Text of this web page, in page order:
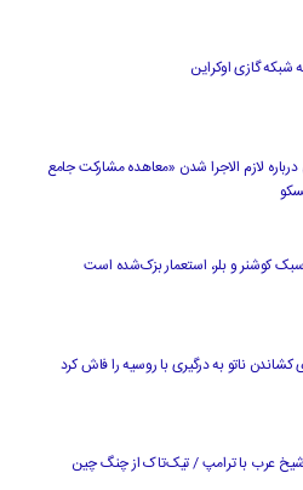
شبکه گازی اوکراین
درباره لازم‌ الاجرا شدن «معاهده مشارکت جامع
کوشنر و بلر، استعمار بزک‌شده است
ناتو به درگیری با روسیه را فاش کرد
دلاری شیخ عرب با ترامپ / تیک‌تاک از چنگ چین